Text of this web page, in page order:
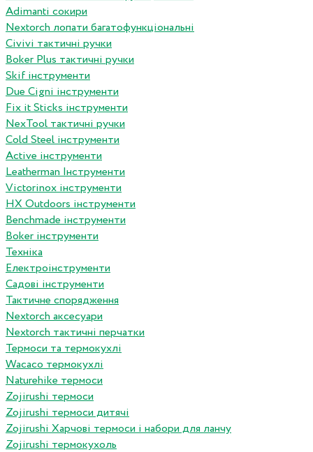
Adimanti сокири
Nextorch лопати багатофункціональні
Сivivi тактичні ручки
Boker Plus тактичні ручки
Skif інструменти
Due Cigni інструменти
Fix it Sticks інструменти
NexTool тактичні ручки
Сold Steel інструменти
Active інструменти
Leatherman Інструменти
Victorinox інструменти
HX Outdoors інструменти
Benchmade інструменти
Boker інструменти
Техніка
Електроінструменти
Садові інструменти
Тактичне спорядження
Nextorch аксесуари
Nextorch тактичні перчатки
Термоси та термокухлі
Wacaco термокухлі
Naturehike термоси
Zojirushi термоси
Zojirushi термоси дитячі
Zojirushi Харчові термоси і набори для ланчу
Zojirushi термокухоль